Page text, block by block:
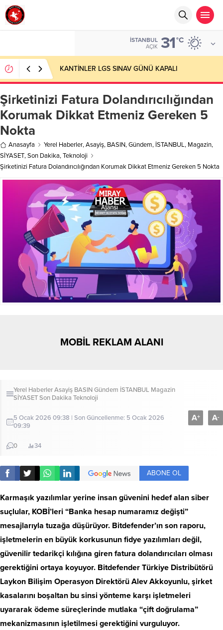
İSTANBUL
AÇIK 31°C
KANTİNLER LGS SINAV GÜNÜ KAPALI
Şirketinizi Fatura Dolandırıcılığından
Korumak Dikkat Etmeniz Gereken 5
Nokta
Anasayfa Yerel Haberler,Asayiş, BASIN,Gündem, İSTANBUL, Magazin,
SİYASET,Son Dakika,Teknoloji
Şirketinizi Fatura Dolandırıcılığından Korumak Dikkat Etmeniz Gereken 5 Nokta
MOBİL REKLAM ALANI
Yerel HaberlerAsayiş BASINGündem İSTANBUL Magazin
SİYASETSon Dakika Teknoloji
5 Ocak 2026 09:38 | Son Güncellenme: 5 Ocak 2026
09:39
0 34
A+ A-
ABONE OL
Karmaşık yazılımlar yerine insan güvenini hedef alan siber
suçlular, KOBİ’leri “Banka hesap numaramız değişti”
mesajlarıyla tuzağa düşürüyor. Bitdefender’ın son raporu,
işletmelerin en büyük korkusunun fidye yazılımları değil,
güvenilir tedarikçi kılığına giren fatura dolandırıcıları olması
gerektiğini ortaya koyuyor. Bitdefender Türkiye Distribütörü
Laykon Bilişim Operasyon Direktörü Alev Akkoyunlu, şirket
kasalarını boşaltan bu sinsi yönteme karşı işletmeleri
uyararak ödeme süreçlerinde mutlaka “çift doğrulama”
mekanizmasının işletilmesi gerektiğini vurguluyor.